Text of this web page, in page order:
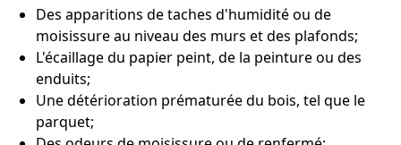
Des apparitions de taches d'humidité ou de
moisissure au niveau des murs et des plafonds;
L'écaillage du papier peint, de la peinture ou des
enduits;
Une détérioration prématurée du bois, tel que le
parquet;